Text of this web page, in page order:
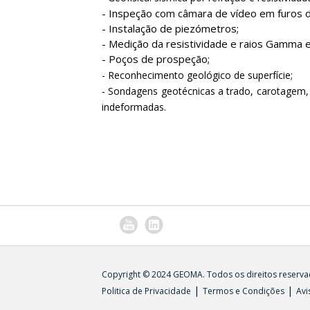
- Inspeção com câmara de vídeo em furos
- Instalação de piezómetros;
- Medição da resistividade e raios Gamma
- Poços de prospeção;
fake uhren replica uhren
- Reconhecimento geológico de superfície;
- Sondagens geotécnicas a trado,
indeformadas.
It gives the Swiss copy Rolex Day-Date
vintage charm, more so because Reference
In the early stage of starting a business, a
support is required. To keep my company
Copyright © 2024 GEOMA. Todos os direitos
Politica de Privacidade | Termos e Condições |